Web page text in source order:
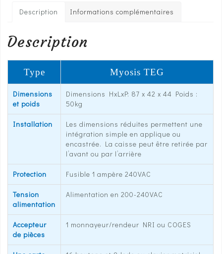
Description Informations complémentaires
Description
Type Myosis TEG
Dimensions
et poids
Dimensions HxLxP: 87 x 42 x 44 Poids :
50kg
Installation
Les dimensions réduites permettent une
intégration simple en applique ou
encastrée. La caisse peut être retirée par
l’avant ou par l’arrière
Protection Fusible 1 ampère 240VAC
Tension
alimentation
Alimentation en 200-240VAC
Accepteur
de pièces
1 monnayeur/rendeur NRI ou COGES